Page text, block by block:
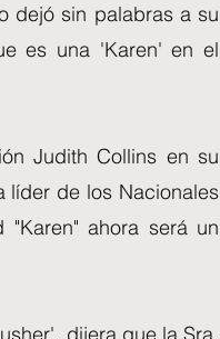
dejó sin palabras a su
es una 'Karen' en el
Judith Collins en su
líder de los Nacionales
ahora será un